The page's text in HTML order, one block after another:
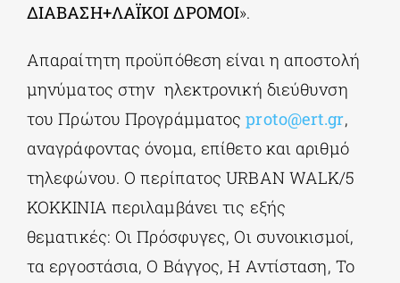
ΔΙΑΒΑΣΗ+ΛΑΪΚΟΙ ΔΡΟΜΟΙ».
Απαραίτητη προϋπόθεση είναι η αποστολή
μηνύματος στην ηλεκτρονική διεύθυνση
του Πρώτου Προγράμματοςproto@ert.gr,
αναγράφοντας όνομα, επίθετο και αριθμό
τηλεφώνου. Ο περίπατος URBAN WALK/5
ΚΟΚΚΙΝΙΑ περιλαμβάνει τις εξής
θεματικές: Οι Πρόσφυγες, Οι συνοικισμοί,
τα εργοστάσια, Ο Βάγγος, Η Αντίσταση, Το